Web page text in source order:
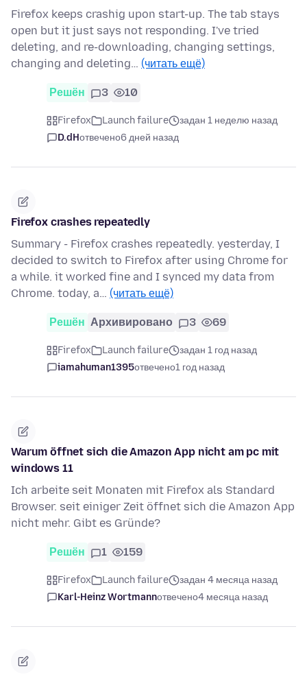
Firefox keeps crashig upon start-up. The tab stays
open but it just says not responding. I've tried
deleting, and re-downloading, changing settings,
changing and deleting… (читать ещё)
Решён 3 10
Firefox Launch failure
задан 1 неделю назад
D.dHотвечено6 дней назад
Firefox crashes repeatedly
Summary - Firefox crashes repeatedly. yesterday, I
decided to switch to Firefox after using Chrome for
a while. it worked fine and I synced my data from
Chrome. today, a… (читать ещё)
Решён Архивировано 3 69
Firefox Launch failure
задан 1 год назад
iamahuman1395отвечено1 год назад
Warum öffnet sich die Amazon App nicht am pc mit
windows 11
Ich arbeite seit Monaten mit Firefox als Standard
Browser. seit einiger Zeit öffnet sich die Amazon App
nicht mehr. Gibt es Gründe?
Решён 1 159
Firefox Launch failure
задан 4 месяца назад
Karl-Heinz Wortmannотвечено4 месяца назад